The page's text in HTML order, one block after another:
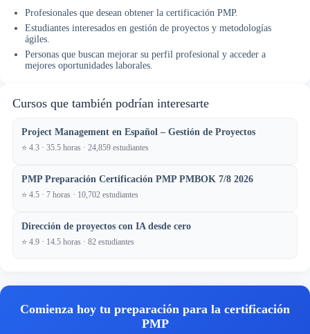
Profesionales que desean obtener la certificación PMP.
Estudiantes interesados en gestión de proyectos y metodologías
ágiles.
Personas que buscan mejorar su perfil profesional y acceder a
mejores oportunidades laborales.
Cursos que también podrían interesarte
Project Management en Español – Gestión de Proyectos
⭐ 4.3 · 35.5 horas · 24,859 estudiantes
PMP Preparación Certificación PMP PMBOK 7/8 2026
⭐ 4.5 · 7 horas · 10,702 estudiantes
Dirección de proyectos con IA desde cero
⭐ 4.9 · 14.5 horas · 82 estudiantes
Comienza hoy tu preparación para la certificación
PMP